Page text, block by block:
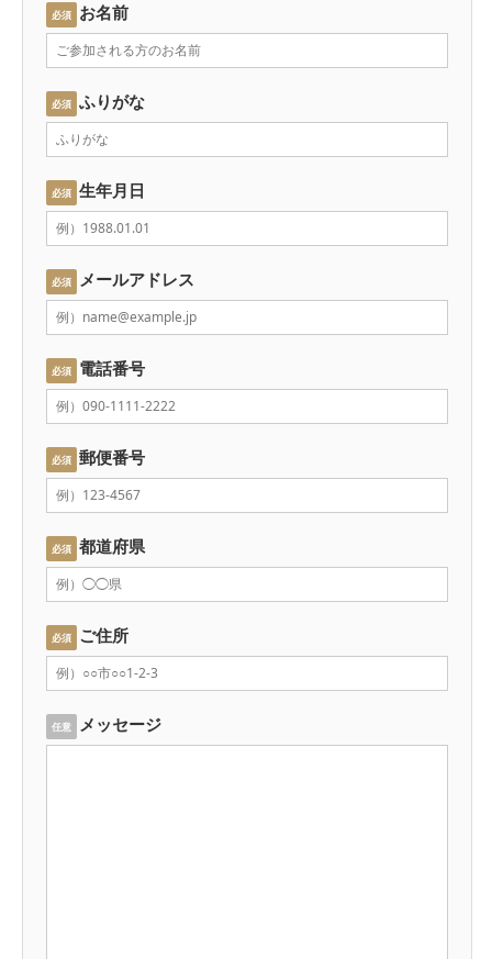
必須 お名前
必須 ふりがな
必須 生年月日
必須 メールアドレス
必須 電話番号
必須 郵便番号
必須 都道府県
必須 ご住所
任意 メッセージ